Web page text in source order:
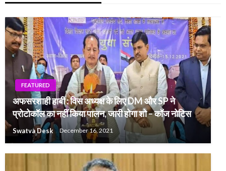
FEATURED
अफसरशाही हाबी : विस अध्यक्ष के लिए DM और SP ने
प्रोटोकॉल का नहीं किया पालन, जारी होगा शो – कॉज नोटिस
Swatva Desk December 16, 2021